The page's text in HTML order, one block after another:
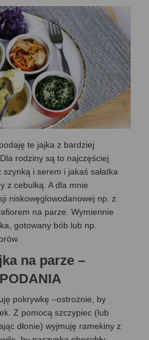
te jajka z bardziej
rodziny są to najczęściej
i serem i jakaś sałatka
z cebulką. A dla mnie
niskowęglowodanowej np. z
na parze. Wymiennie
gotowany bób lub np.
na parze –
pokrywkę –ostrożnie, by
Z pomocą szczypiec (lub
dłonie) wyjmuję ramekiny z